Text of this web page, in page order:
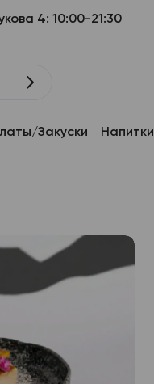
4: 10:00-21:30
Закуски Напитки